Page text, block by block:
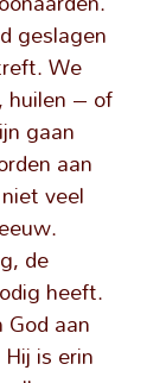
geslagen
We
huilen – of
gaan
aan
veel
de
heeft.
aan
is erin